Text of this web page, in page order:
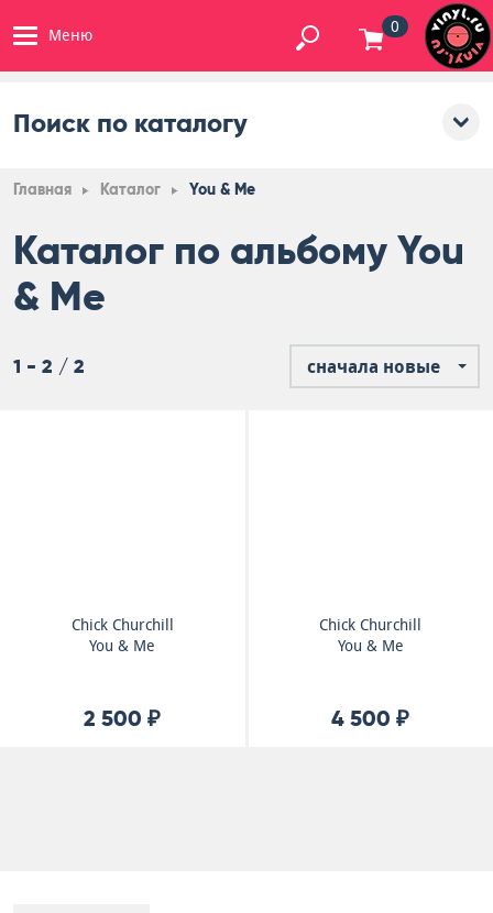
Меню 0
Поиск по каталогу
Главная Каталог You & Me
Каталог по альбому You
& Me
1 - 2 / 2 сначала новые
Chick Churchill
You & Me
2 500 ₽
Chick Churchill
You & Me
4 500 ₽